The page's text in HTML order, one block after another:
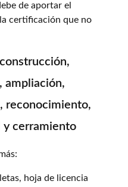
de aportar el
certificación que no
ampliación,
reconocimiento,
y cerramiento
hoja de licencia